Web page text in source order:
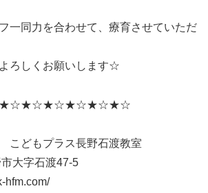
一同力を合わせて、療育させていただ
ろしくお願いします☆
こどもプラス長野石渡教室
大字石渡47-5
hfm.com/